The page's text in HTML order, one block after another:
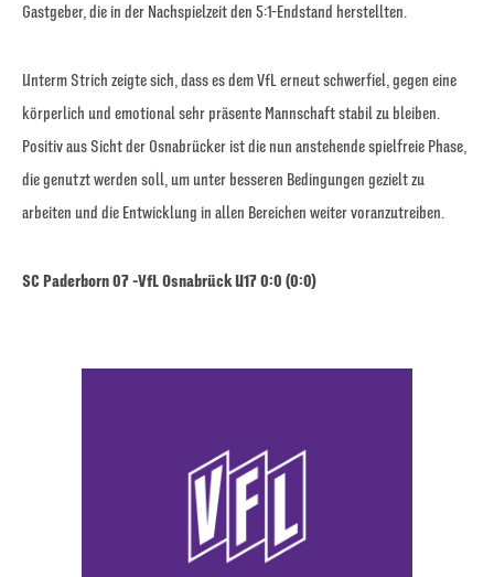
Gastgeber, die in der Nachspielzeit den 5:1-Endstand herstellten.
Unterm Strich zeigte sich, dass es dem VfL erneut schwerfiel, gegen eine
körperlich und emotional sehr präsente Mannschaft stabil zu bleiben.
Positiv aus Sicht der Osnabrücker ist die nun anstehende spielfreie Phase,
die genutzt werden soll, um unter besseren Bedingungen gezielt zu
arbeiten und die Entwicklung in allen Bereichen weiter voranzutreiben.
SC Paderborn 07 -VfL Osnabrück U17 0:0 (0:0)